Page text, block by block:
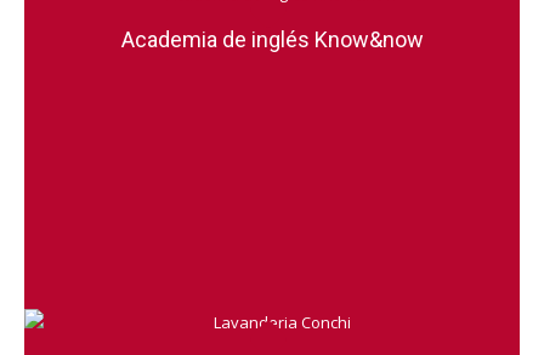
Academia de inglés Know&now